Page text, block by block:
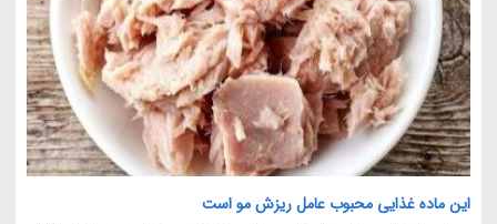
این ماده غذایی محبوب عامل ریزش مو است